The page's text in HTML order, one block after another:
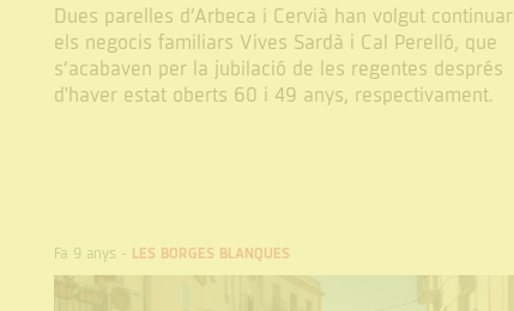
Dues parelles d’Arbeca i Cervià han volgut continuar
els negocis familiars Vives Sardà i Cal Perelló, que
s’acabaven per la jubilació de les regentes després
d'haver estat oberts 60 i 49 anys, respectivament.
Fa 9 anys - LES BORGES BLANQUES